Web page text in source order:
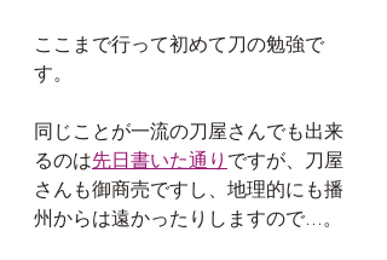
ここまで行って初めて刀の勉強で
す。
同じことが一流の刀屋さんでも出来
るのは先日書いた通り ですが、刀屋
さんも御商売ですし、地理的にも播
州からは遠かったりしますので...。